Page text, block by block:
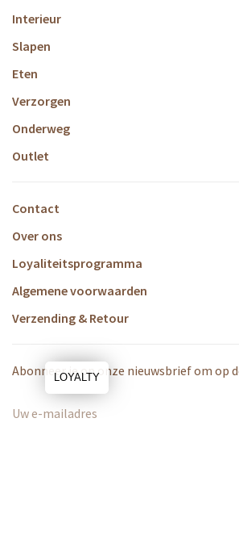
Interieur
Slapen
Eten
Verzorgen
Onderweg
Outlet
Contact
Over ons
Loyaliteitsprogramma
Algemene voorwaarden
Verzending & Retour
Abonneer je op onze nieuwsbrief om op
LOYALTY